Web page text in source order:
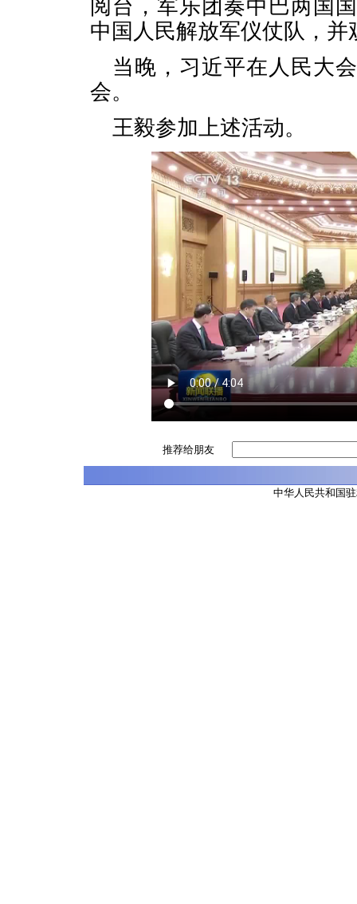
阅台，军乐团奏中巴两国
中国人民解放军仪仗队，并
当晚，习近平在人民大
会。
王毅参加上述活动。
推荐给朋友
中华人民共和国